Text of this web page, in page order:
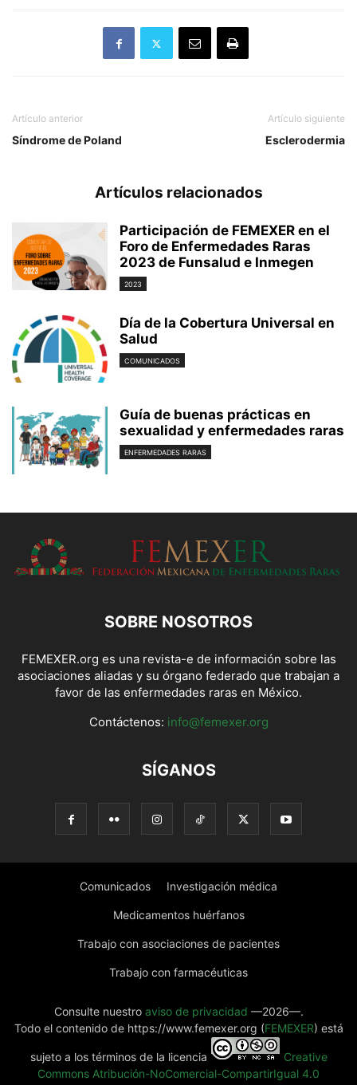
Artículo anterior
Síndrome de Poland
Artículo siguiente
Esclerodermia
Artículos relacionados
Participación de FEMEXER en el
Foro de Enfermedades Raras
2023 de Funsalud e Inmegen
2023
Día de la Cobertura Universal en
Salud
COMUNICADOS
Guía de buenas prácticas en
sexualidad y enfermedades raras
ENFERMEDADES RARAS
SOBRE NOSOTROS
FEMEXER.org es una revista-e de información sobre las
asociaciones aliadas y su órgano federado que trabajan a
favor de las enfermedades raras en México.
Contáctenos: info@femexer.org
SÍGANOS
Comunicados Investigación médica
Medicamentos huérfanos
Trabajo con asociaciones de pacientes
Trabajo con farmacéuticas
Consulte nuestro aviso de privacidad —2026—.
Todo el contenido de https://www.femexer.org (FEMEXER) está
sujeto a los términos de la licencia
Creative
Commons Atribución-NoComercial-CompartirIgual 4.0